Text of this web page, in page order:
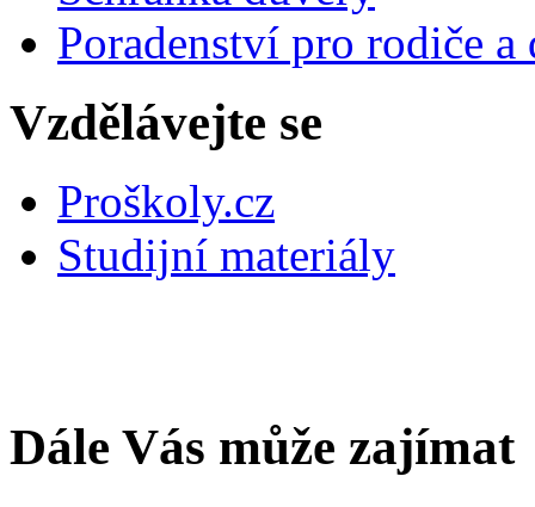
Poradenství pro rodiče
Vzdělávejte se
Proškoly.cz
Studijní materiály
Dále Vás může zajímat